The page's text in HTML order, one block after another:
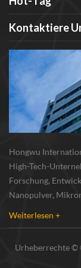
Kontaktiere
Hongwu
High-Tech-
Forschung,
Nanopulver,
Weiterlesen +
Urheberrechte ©